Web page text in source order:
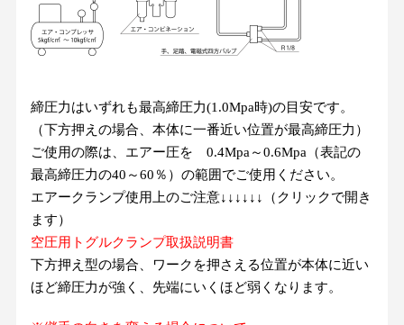
締圧力はいずれも最高締圧力(1.0Mpa時)の目安です。
（下方押えの場合、本体に一番近い位置が最高締圧力）
ご使用の際は、エアー圧を 0.4Mpa～0.6Mpa（表記の
最高締圧力の40～60％）の範囲でご使用ください。
エアークランプ使用上のご注意↓↓↓↓↓↓（クリックで開き
ます）
空圧用トグルクランプ取扱説明書
下方押え型の場合、ワークを押さえる位置が本体に近い
ほど締圧力が強く、先端にいくほど弱くなります。